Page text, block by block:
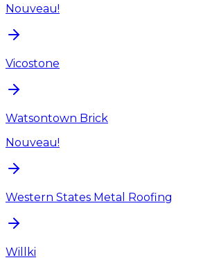
Nouveau!
Vicostone
Watsontown Brick
Nouveau!
Western States Metal Roofing
Willki